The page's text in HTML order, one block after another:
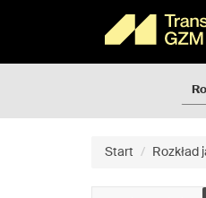
strony
Start Rozkład